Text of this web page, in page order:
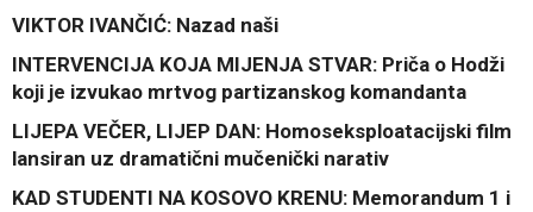
VIKTOR IVANČIĆ: Nazad naši
INTERVENCIJA KOJA MIJENJA STVAR: Priča o Hodži
koji je izvukao mrtvog partizanskog komandanta
LIJEPA VEČER, LIJEP DAN: Homoseksploatacijski film
lansiran uz dramatični mučenički narativ
KAD STUDENTI NA KOSOVO KRENU: Memorandum 1 i